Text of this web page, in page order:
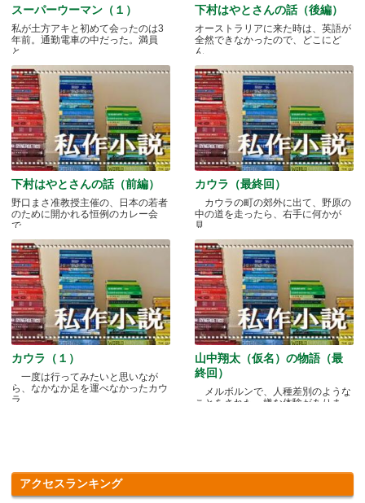
スーパーウーマン（１）
私が土方アキと初めて会ったのは3
年前。通勤電車の中だった。満員
と.....
下村はやとさんの話（後編）
オーストラリアに来た時は、英語が
全然できなかったので、どこにど
ん.....
下村はやとさんの話（前編）
野口まさ准教授主催の、日本の若者
のために開かれる恒例のカレー会
で.....
カウラ（最終回）
カウラの町の郊外に出て、野原の
中の道を走ったら、右手に何かが
見.....
カウラ（１）
一度は行ってみたいと思いなが
ら、なかなか足を運べなかったカウ
ラ.....
山中翔太（仮名）の物語（最
終回）
メルボルンで、人種差別のような
ことをされた、嫌な体験がありま
アクセスランキング